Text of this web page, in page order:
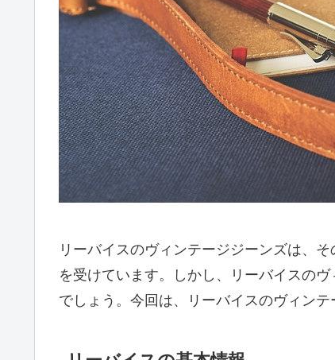
リーバイスのヴィンテージジーンズは、
を受けています。しかし、リーバイスの
でしょう。今回は、リーバイスのヴィン